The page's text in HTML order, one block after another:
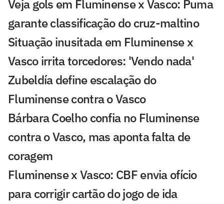
Veja gols em Fluminense x Vasco: Puma
garante classificação do cruz-maltino
Situação inusitada em Fluminense x
Vasco irrita torcedores: 'Vendo nada'
Zubeldía define escalação do
Fluminense contra o Vasco
Bárbara Coelho confia no Fluminense
contra o Vasco, mas aponta falta de
coragem
Fluminense x Vasco: CBF envia ofício
para corrigir cartão do jogo de ida